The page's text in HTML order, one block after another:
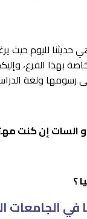
حديثنا لليوم
بهذا الفرع،
رسومها ولغة
السات إن كنت
؟
في الجامعات